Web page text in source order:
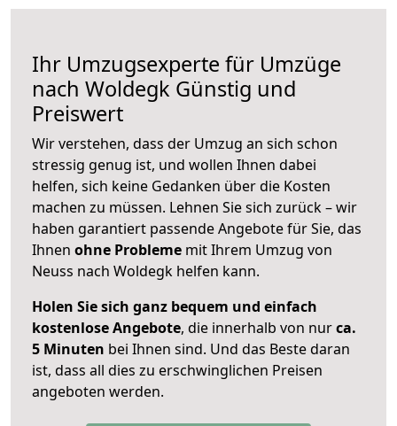
Ihr Umzugsexperte für Umzüge
nach Woldegk Günstig und
Preiswert
Wir verstehen, dass der Umzug an sich schon
stressig genug ist, und wollen Ihnen dabei
helfen, sich keine Gedanken über die Kosten
machen zu müssen. Lehnen Sie sich zurück – wir
haben garantiert passende Angebote für Sie, das
Ihnen ohne Probleme mit Ihrem Umzug von
Neuss nach Woldegk helfen kann.
Holen Sie sich ganz bequem und einfach
kostenlose Angebote, die innerhalb von nurca.
5 Minuten bei Ihnen sind. Und das Beste daran
ist, dass all dies zu erschwinglichen Preisen
angeboten werden.